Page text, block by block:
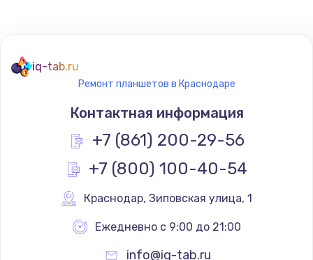
Замена кнопки включения/выключения
790 руб.
Заказать
Замена разъёма наушников (гарнитуры)
Замена разъема SIM
iq-tab.ru
Ремонт планшетов в Краснодаре
Контактная информация
+7 (861) 200-29-56
+7 (800) 100-40-54
Краснодар, Зиповская улица, 1
Ежедневно с 9:00 до 21:00
info@iq-tab.ru